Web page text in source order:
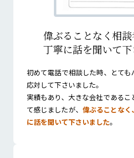
偉ぶることなく相
丁寧に話を聞いて下
初めて電話で相談した時、とても
応対して下さいました。
実績もあり、大きな会社である
て感じましたが、 偉ぶることな
に話を聞いて下さいました。